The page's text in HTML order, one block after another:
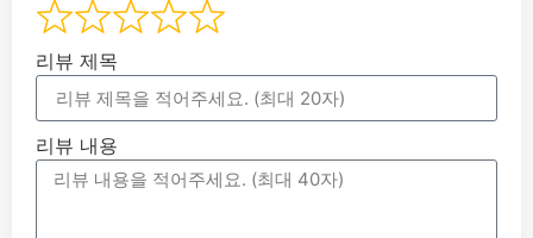
리뷰 제목
리뷰 내용